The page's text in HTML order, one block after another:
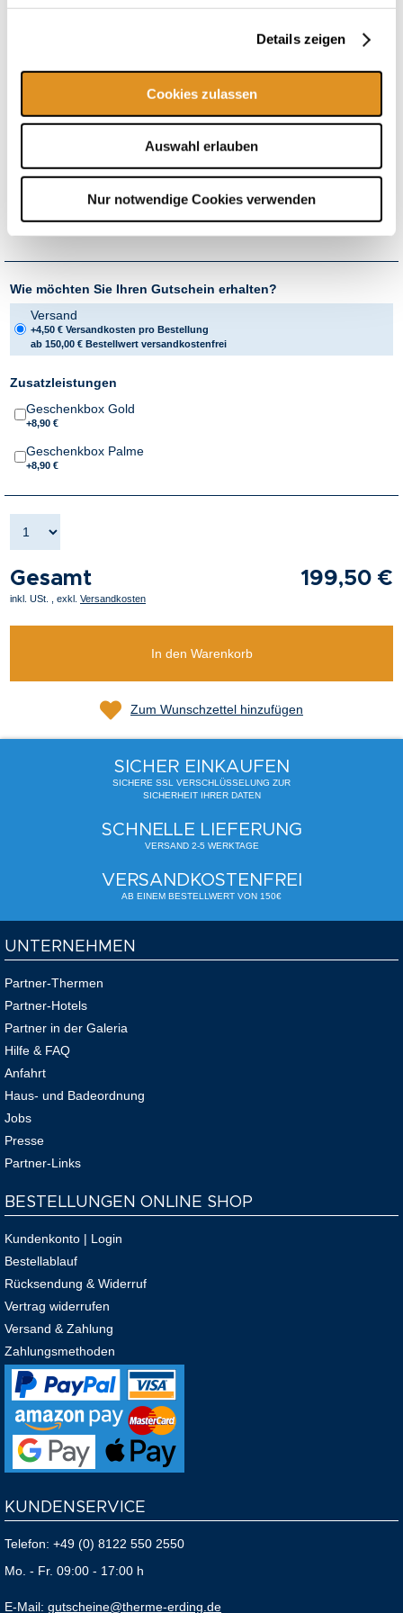
Details zeigen
Cookies zulassen
Auswahl erlauben
Nur notwendige Cookies verwenden
3x Tageseintritt Therme (textil, ab 0 J.) mit Wellenbad & Galaxy
1x XXL Familienpizza Gutschein für die Galaxy Snack Bar
Garantierter Eintritt
therme-erding.de/liegen-reservieren
flexibel einlösbar*
Die Einlösung dieses Gutscheins ist nur möglich, wenn bereits eine
Relax Egg Reservierung besteht oder vorab online vorgenommen
Wie möchten Sie Ihren Gutschein erhalten?
Versand
+4,50 € Versandkosten pro Bestellung
ab 150,00 € Bestellwert versandkostenfrei
Zusatzleistungen
Geschenkbox Gold
+8,90 €
Geschenkbox Palme
+8,90 €
Gesamt 199,50 €
inkl. USt. , exkl. Versandkosten
In den Warenkorb
Zum Wunschzettel hinzufügen
SICHER EINKAUFEN
SICHERE SSL VERSCHLÜSSELUNG ZUR
SICHERHEIT IHRER DATEN
SCHNELLE LIEFERUNG
VERSAND 2-5 WERKTAGE
VERSANDKOSTENFREI
AB EINEM BESTELLWERT VON 150€
UNTERNEHMEN
Partner-Thermen
Partner-Hotels
Partner in der Galeria
Hilfe & FAQ
Anfahrt
Haus- und Badeordnung
Jobs
Presse
Partner-Links
BESTELLUNGEN ONLINE SHOP
Kundenkonto | Login
Bestellablauf
Rücksendung & Widerruf
Vertrag widerrufen
Versand & Zahlung
Zahlungsmethoden
KUNDENSERVICE
Telefon: +49 (0) 8122 550 2550
Mo. - Fr. 09:00 - 17:00 h
E-Mail: gutscheine@therme-erding.de